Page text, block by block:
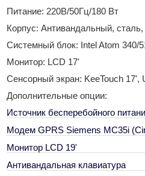
Питание: 220В/50Гц/180 Вт
Корпус: Антивандальный,
Системный блок: Intel Atom 340/
Монитор: LCD 17'
Сенсорный экран: KeeTouch 17',
Дополнительные опции:
Источник бесперебойного
Модем GPRS Siemens MC35i
Монитор LCD 19'
Антивандальная клавиатура